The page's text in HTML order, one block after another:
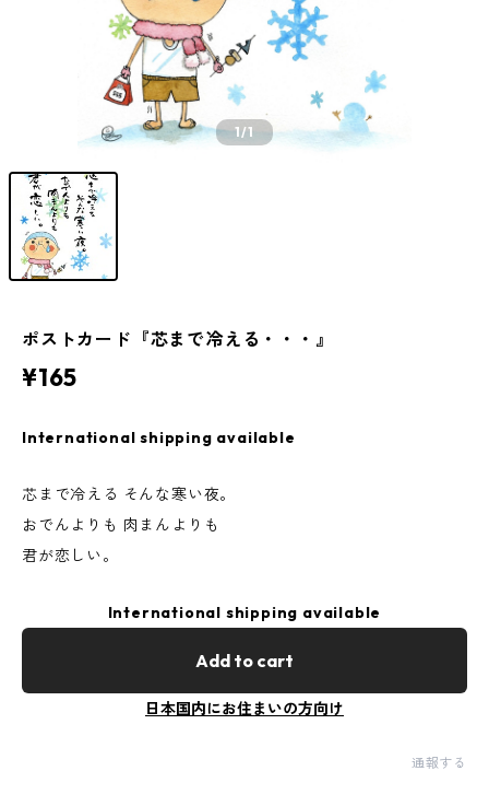
1/1
ポストカード『芯まで冷える・・・』
¥165
International shipping available
芯まで冷える そんな寒い夜。
おでんよりも 肉まんよりも
君が恋しい。
International shipping available
Add to cart
日本国内にお住まいの方向け
通報する